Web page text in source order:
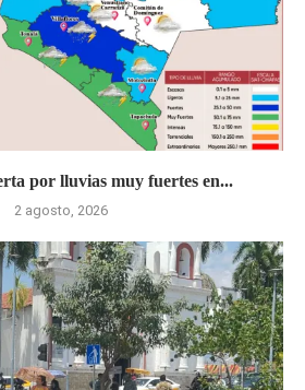
por lluvias muy fuertes en...
2 agosto, 2026